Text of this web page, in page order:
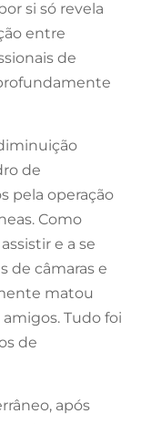
si só revela
entre
de
de
pela operação
Como
e a se
de câmaras e
matou
Tudo foi
de
após